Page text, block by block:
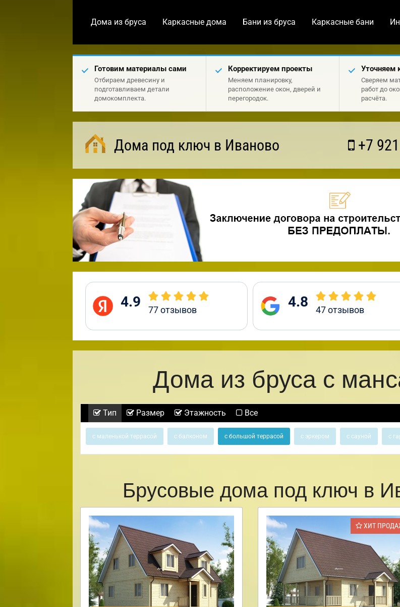
Дома из бруса Каркасные дома Бани из бруса Каркасные бани
Готовим материалы сами
Отбираем древесину и
подготавливаем детали
домокомплекта.
Корректируем проекты
Меняем планировку,
расположение окон, дверей и
перегородок.
Уточняем
Сверяем
работ до
расчёта.
Дома под ключ в Иваново +7
4.9 77отзывов 4.8 47отзывов
Дома из бруса с
Тип Размер Этажность Все
с маленькой террасой с балконом с большой террасой с эркером с сауной с
Брусовые дома под ключ в
ХИТ